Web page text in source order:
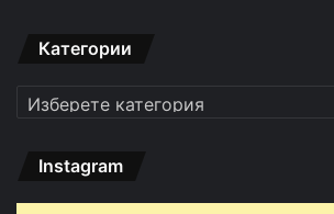
Категории
Категории
Instagram